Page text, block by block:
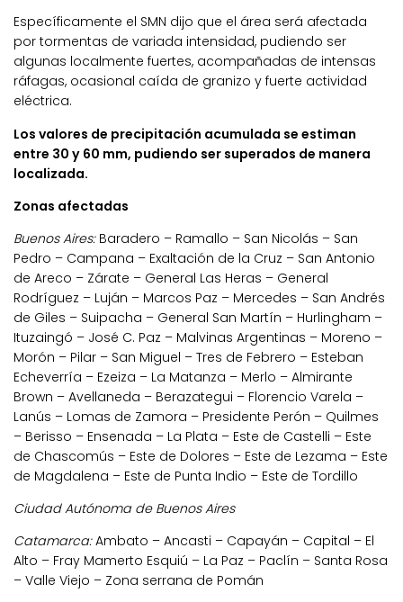
Específicamente el SMN dijo que el área será afectada
por tormentas de variada intensidad, pudiendo ser
algunas localmente fuertes, acompañadas de intensas
ráfagas, ocasional caída de granizo y fuerte actividad
eléctrica.
Los valores de precipitación acumulada se estiman
entre 30 y 60 mm, pudiendo ser superados de manera
localizada.
Zonas afectadas
Buenos Aires:Baradero – Ramallo – San Nicolás – San
Pedro – Campana – Exaltación de la Cruz – San Antonio
de Areco – Zárate – General Las Heras – General
Rodríguez – Luján – Marcos Paz – Mercedes – San Andrés
de Giles – Suipacha – General San Martín – Hurlingham –
Ituzaingó – José C. Paz – Malvinas Argentinas – Moreno –
Morón – Pilar – San Miguel – Tres de Febrero – Esteban
Echeverría – Ezeiza – La Matanza – Merlo – Almirante
Brown – Avellaneda – Berazategui – Florencio Varela –
Lanús – Lomas de Zamora – Presidente Perón – Quilmes
– Berisso – Ensenada – La Plata – Este de Castelli – Este
de Chascomús – Este de Dolores – Este de Lezama – Este
de Magdalena – Este de Punta Indio – Este de Tordillo
Ciudad Autónoma de Buenos Aires
Catamarca:Ambato – Ancasti – Capayán – Capital – El
Alto – Fray Mamerto Esquiú – La Paz – Paclín – Santa Rosa
– Valle Viejo – Zona serrana de Pomán